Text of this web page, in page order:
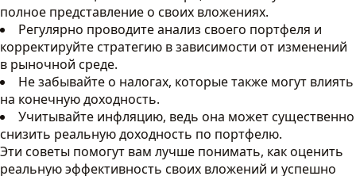
полное представление о своих вложениях.
Регулярно проводите анализ своего портфеля и
корректируйте стратегию в зависимости от изменений
в рыночной среде.
Не забывайте о налогах, которые также могут влиять
на конечную доходность.
Учитывайте инфляцию, ведь она может существенно
снизить реальную доходность по портфелю.
Эти советы помогут вам лучше понимать, как оценить
реальную эффективность своих вложений и успешно